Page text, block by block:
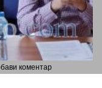
коментар